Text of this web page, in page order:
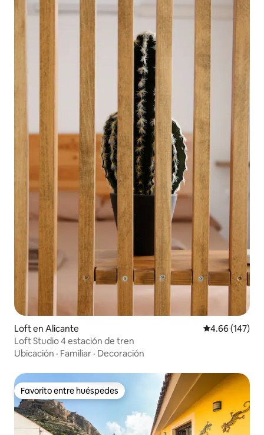
Loft en Alicante Calificación
4.66 (147)
Loft Studio 4 estación de tren
Ubicación · Familiar · Decoración
Favorito entre huéspedes
Favorito entre huéspedes